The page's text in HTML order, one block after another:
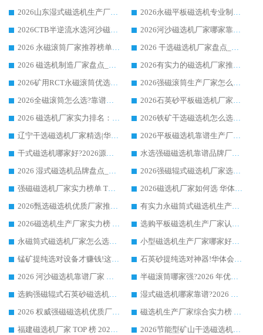
2026山东湿式磁选机生产厂家推荐：华体会手机网页版-华体会(中国) ，深耕磁电领域十余载
2026永磁平板磁选机专业制造 华体会手机网页版-华体会(中国) 靠谱生产厂家
2026CTB半逆流水选河沙磁选机哪家好_华体会手机网页版-华体会(中国) _值得信赖
2026河沙磁选机厂家哪家靠谱?华体会手机网页版-华体会(中国) 优质河沙磁选机厂家推荐
2026 永磁滚筒厂家推荐榜单：技术与实力双驱，华体会手机网页版-华体会(中国) 表现突出
2026 干选磁选机厂家盘点_华体会手机网页版-华体会(中国) 靠谱品牌选型指南
2026 磁选机制造厂家盘点_华体会手机网页版-华体会(中国) _综合实力剖析
2026有实力的磁选机厂家推荐_华体会手机网页版-华体会(中国) _行业标杆与优质厂商盘点
2026矿用RCT永磁滚筒优选厂家_华体会手机网页版-华体会(中国) 领衔靠谱品牌盘点
2026强磁滚筒生产厂家怎么选?行业口碑推荐华体会手机网页版-华体会(中国)
2026全磁滚筒怎么选?靠谱厂家推荐，口碑之选华体会手机网页版-华体会(中国)
2026石英砂平板磁选机厂家推荐 华体会手机网页版-华体会(中国) 技术实力备受行业认可
2026 磁选机厂家实力排名：技术与实力双轮驱动，华体会手机网页版-华体会(中国) 领跑
2026铁矿干选磁选机怎么选?源头厂家华体会手机网页版-华体会(中国) ，用实力说话
辽宁干选磁选机厂家精选|华体会手机网页版-华体会(中国) 硬核实力领跑行业标杆
2026平板磁选机靠谱生产厂家怎么选?行业标杆华体会手机网页版-华体会(中国) ，凭硬实力脱颖而出
干式磁选机哪家好?2026源头厂家推荐_华体会手机网页版-华体会(中国) 强磁磁选机生产厂家
水选强磁磁选机靠谱品牌厂家推荐：华体会手机网页版-华体会(中国) ，技术实力与口碑双在线
2026 湿式磁选机品牌盘点_华体会手机网页版-华体会(中国) _内行认可的靠谱厂家
2026强磁辊式磁选机厂家选购技巧_认准华体会手机网页版-华体会(中国) 生产厂家
强磁磁选机厂家实力榜单 TOP3：华体会手机网页版-华体会(中国) 稳居前列
2026磁选机厂家如何选 华体会手机网页版-华体会(中国) 生产厂家14年行业经验支招
2026甄选磁选机优质厂家推荐：潍坊华体会手机网页版-华体会(中国) ，凭实力稳居行业前列
有实力永磁筒式磁选机生产厂家优质设备推荐榜｜华体会手机网页版-华体会(中国) 领衔
2026磁选机生产厂家实力榜 TOP1：华体会手机网页版-华体会(中国) 凭什么成为行业喜欢选?
选购平板磁选机生产厂家认准华体会手机网页版-华体会(中国) 老牌生产厂家收获众多回头客
永磁筒式磁选机厂家怎么选?14 年老厂华体会手机网页版-华体会(中国) 凭实力出圈，这 5 大优势太圈粉
小型磁选机生产厂家哪家好?2026 年实测推荐，华体会手机网页版-华体会(中国) 十年口碑厂值得闭眼入
锰矿提纯选对设备才赚钱!这家临朐厂家的强磁辊磁选机凭啥成行业标杆?
石英砂提纯选对神器!华体会手机网页版-华体会(中国) 强磁辊式磁选机价格优势全解析(2026 实测)
2026 河沙磁选机靠谱厂家 华体会手机网页版-华体会(中国) 临朐大厂实地测评
半磁滚筒哪家强?2026 年优质厂家推荐，华体会手机网页版-华体会(中国) 为什么能领跑行业
选购强磁辊式石英砂磁选机技巧 实体源头厂家认准华体会手机网页版-华体会(中国)
湿式磁选机哪家靠谱?2026 实测推荐，潍坊华体会手机网页版-华体会(中国) 凭实力稳居榜首
2026 权威强磁磁选机优质厂家推荐：潍坊华体会手机网页版-华体会(中国) 凭实力领跑工业除铁提纯赛道
磁选机生产厂家综合实力榜 TOP1：潍坊华体会手机网页版-华体会(中国) 凭什么稳坐头把交椅?
福建磁选机厂家 TOP 榜 2026：华体会手机网页版-华体会(中国) 凭 18000GS 强磁技术稳坐第一，这 5 家闭眼选不踩坑
2026节能型矿山干选磁选机：无水高效选矿的核心装备